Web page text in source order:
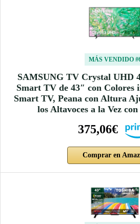
MÁS VENDIDO
SAMSUNG TV Crystal UHD
Smart TV de 43″ con Colores
Smart TV, Peana con Altura
los Altavoces a la Vez
375,06€
Comprar en